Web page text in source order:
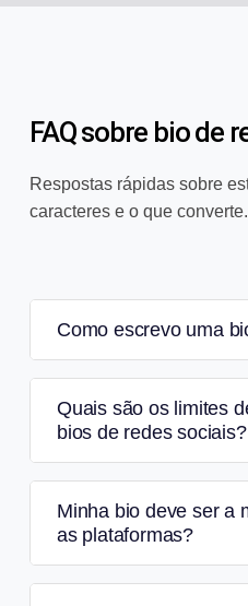
FAQ sobre bio de
Respostas rápidas sobre
caracteres e o que converte.
Como escrevo uma
Quais são os limites
bios de redes sociais?
Minha bio deve ser a
as plataformas?